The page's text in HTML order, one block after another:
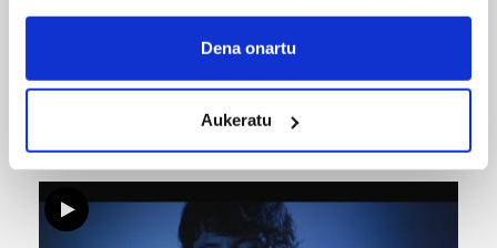
If you allow, we would also like to:
Collect information about your geographical
Identify your device by actively scanning it for
specific characteristics (fingerprinting)
Find out more about how your personal data is processed
and set your preferences in thedetails section.
Dena onartu
Aukeratu
Urbiako zelaiak erromeria leku